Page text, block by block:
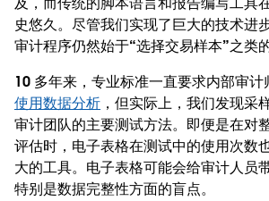
史悠久。尽管我们实现了巨大的技术进
审计程序仍然始于“选择交易样本”之类
10 多年来，专业标准一直要求内部审计
使用数据分析 ，但实际上，我们发现采
审计团队的主要测试方法。即便是在对
评估时，电子表格在测试中的使用次数
大的工具。电子表格可能会给审计人员
特别是数据完整性方面的盲点。